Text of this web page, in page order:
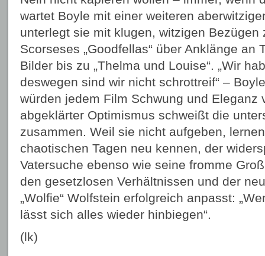
wartet Boyle mit einer weiteren
unterlegt sie mit klugen, witzigen Bezügen
Scorseses „Goodfellas“ über Anklänge an
Bilder bis zu „Thelma und Louise“. „Wir
deswegen sind wir nicht schrottreif“ –
würden jedem Film Schwung und Eleganz
abgeklärter Optimismus schweißt die
zusammen. Weil sie nicht aufgeben,
chaotischen Tagen neu kennen, der
Vatersuche ebenso wie seine fromme
den gesetzlosen Verhältnissen und der
„Wolfie“ Wolfstein erfolgreich anpasst:
lässt sich alles wieder hinbiegen“.
(lk)